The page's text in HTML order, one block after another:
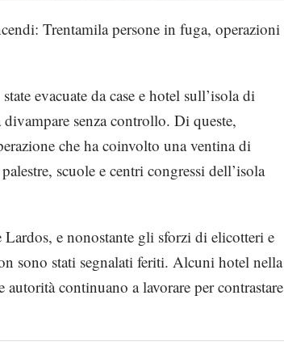
Trentamila persone in fuga, operazioni
evacuate da case e hotel sull’isola di
senza controllo. Di queste,
che ha coinvolto una ventina di
scuole e centri congressi dell’isola
e nonostante gli sforzi di elicotteri e
sono stati segnalati feriti. Alcuni hotel nella
continuano a lavorare per contrastare